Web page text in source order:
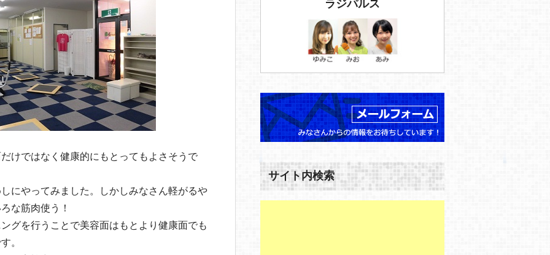
けではなく健康的にもとってもよさそうで
にやってみました。しかしみなさん軽がるや
な筋肉使う！
グを行うことで美容面はもとより健康面でも
。
ラジパルス
サイト内検索